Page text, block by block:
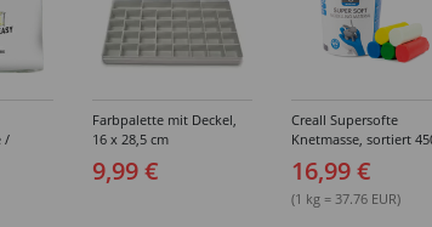
/
Farbpalette mit Deckel,
16 x 28,5 cm
9,99 €
Creall Supersofte
Knetmasse, sortiert
16,99 €
(1 kg = 37.76 EUR)